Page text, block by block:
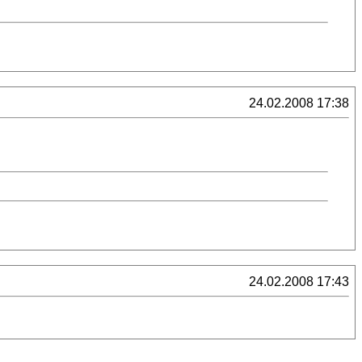
24.02.2008 17:38
24.02.2008 17:43